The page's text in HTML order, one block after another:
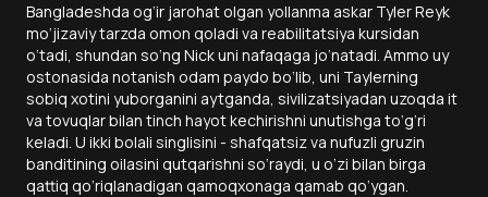
Bangladeshda og‘ir jarohat olgan yollanma askar Tyler Reyk
mo‘jizaviy tarzda omon qoladi va reabilitatsiya kursidan
o‘tadi, shundan so‘ng Nick uni nafaqaga jo‘natadi. Ammo uy
ostonasida notanish odam paydo bo‘lib, uni Taylerning
sobiq xotini yuborganini aytganda, sivilizatsiyadan uzoqda it
va tovuqlar bilan tinch hayot kechirishni unutishga to‘g‘ri
keladi. U ikki bolali singlisini - shafqatsiz va nufuzli gruzin
banditining oilasini qutqarishni so‘raydi, u o‘zi bilan birga
qattiq qo‘riqlanadigan qamoqxonaga qamab qo‘ygan.